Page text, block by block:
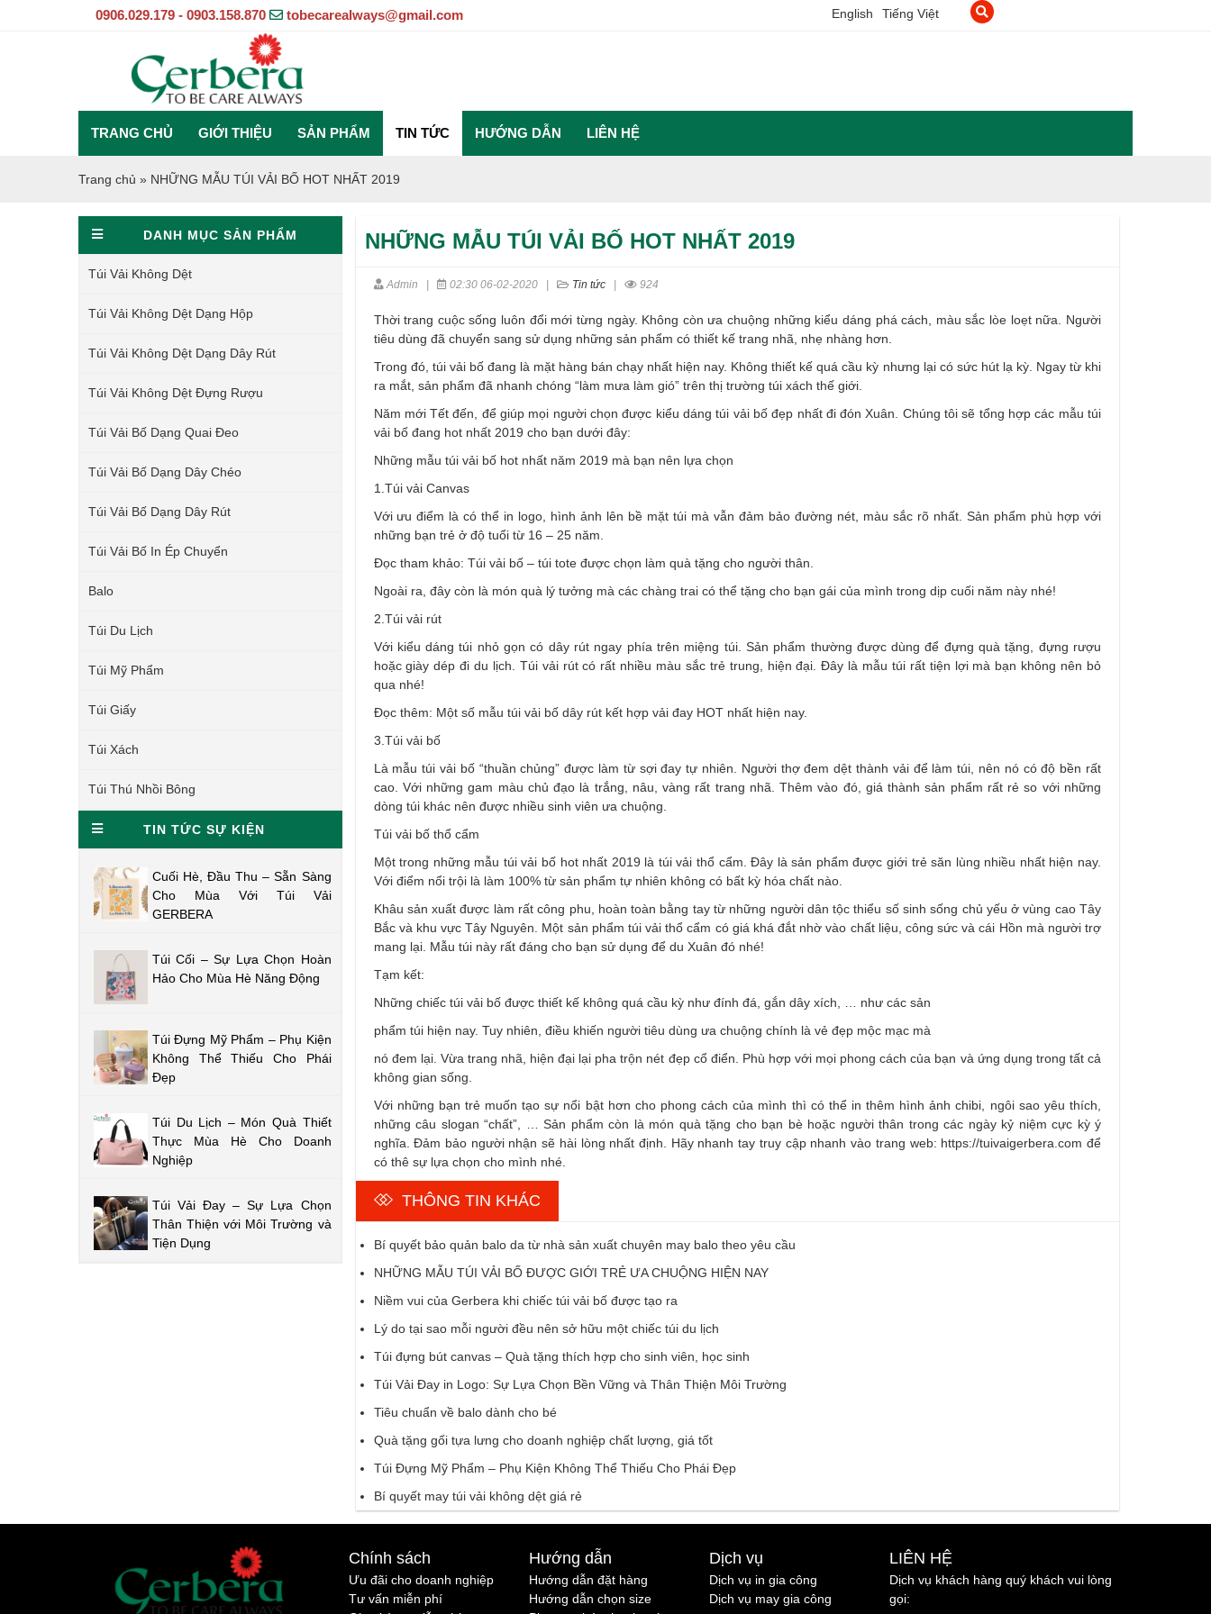
0906.029.179 - 0903.158.870 tobecarealways@gmail.com English Tiếng Việt
TRANG CHỦ GIỚI THIỆU SẢN PHẨM TIN TỨC HƯỚNG DẪN LIÊN HỆ
Trang chủ » NHỮNG MẪU TÚI VẢI BỐ HOT NHẤT 2019
NHỮNG MẪU TÚI VẢI BỐ HOT NHẤT 2019
Admin 02:30 06-02-2020| Tin tức| 924
Thời trang cuộc sống luôn đổi mới từng ngày. Không còn ưa chuộng những kiểu dáng phá cách, màu sắc lòe loẹt nữa. Người
tiêu dùng đã chuyển sang sử dụng những sản phẩm có thiết kế trang nhã, nhẹ nhàng hơn.
Trong đó, túi vải bố đang là mặt hàng bán chạy nhất hiện nay. Không thiết kế quá cầu kỳ nhưng lại có sức hút lạ kỳ. Ngay từ khi
ra mắt, sản phẩm đã nhanh chóng “làm mưa làm gió” trên thị trường túi xách thế giới.
Năm mới Tết đến, để giúp mọi người chọn được kiểu dáng túi vải bố đẹp nhất đi đón Xuân. Chúng tôi sẽ tổng hợp các mẫu túi
vải bố đang hot nhất 2019 cho bạn dưới đây:
Những mẫu túi vải bố hot nhất năm 2019 mà bạn nên lựa chọn
1.Túi vải Canvas
Với ưu điểm là có thể in logo, hình ảnh lên bề mặt túi mà vẫn đảm bảo đường nét, màu sắc rõ nhất. Sản phẩm phù hợp với
những bạn trẻ ở độ tuổi từ 16 – 25 năm.
Đọc tham khảo: Túi vải bố – túi tote được chọn làm quà tặng cho người thân.
Ngoài ra, đây còn là món quà lý tưởng mà các chàng trai có thể tặng cho bạn gái của mình trong dịp cuối năm này nhé!
2.Túi vải rút
Với kiểu dáng túi nhỏ gọn có dây rút ngay phía trên miệng túi. Sản phẩm thường được dùng để đựng quà tặng, đựng rượu
hoặc giày dép đi du lịch. Túi vải rút có rất nhiều màu sắc trẻ trung, hiện đại. Đây là mẫu túi rất tiện lợi mà bạn không nên bỏ
qua nhé!
Đọc thêm: Một số mẫu túi vải bố dây rút kết hợp vải đay HOT nhất hiện nay.
3.Túi vải bố
Là mẫu túi vải bố “thuần chủng” được làm từ sợi đay tự nhiên. Người thợ đem dệt thành vải để làm túi, nên nó có độ bền rất
cao. Với những gam màu chủ đạo là trắng, nâu, vàng rất trang nhã. Thêm vào đó, giá thành sản phẩm rất rẻ so với những
dòng túi khác nên được nhiều sinh viên ưa chuộng.
Túi vải bố thổ cẩm
Một trong những mẫu túi vải bố hot nhất 2019 là túi vải thổ cẩm. Đây là sản phẩm được giới trẻ săn lùng nhiều nhất hiện nay.
Với điểm nổi trội là làm 100% từ sản phẩm tự nhiên không có bất kỳ hóa chất nào.
Khâu sản xuất được làm rất công phu, hoàn toàn bằng tay từ những người dân tộc thiểu số sinh sống chủ yếu ở vùng cao Tây
Bắc và khu vực Tây Nguyên. Một sản phẩm túi vải thổ cẩm có giá khá đắt nhờ vào chất liệu, công sức và cái Hồn mà người trợ
mang lại. Mẫu túi này rất đáng cho bạn sử dụng để du Xuân đó nhé!
Tạm kết:
Những chiếc túi vải bố được thiết kế không quá cầu kỳ như đính đá, gắn dây xích, … như các sản
phẩm túi hiện nay. Tuy nhiên, điều khiến người tiêu dùng ưa chuộng chính là vẻ đẹp mộc mạc mà
nó đem lại. Vừa trang nhã, hiện đại lại pha trộn nét đẹp cổ điển. Phù hợp với mọi phong cách của bạn và ứng dụng trong tất cả
không gian sống.
Với những bạn trẻ muốn tạo sự nổi bật hơn cho phong cách của mình thì có thể in thêm hình ảnh chibi, ngôi sao yêu thích,
những câu slogan “chất”, … Sản phẩm còn là món quà tặng cho bạn bè hoặc người thân trong các ngày kỷ niệm cực kỳ ý
nghĩa. Đảm bảo người nhận sẽ hài lòng nhất định. Hãy nhanh tay truy cập nhanh vào trang web: https://tuivaigerbera.com để
có thê sự lựa chọn cho mình nhé.
THÔNG TIN KHÁC
Bí quyết bảo quản balo da từ nhà sản xuất chuyên may balo theo yêu cầu
NHỮNG MẪU TÚI VẢI BỐ ĐƯỢC GIỚI TRẺ ƯA CHUỘNG HIỆN NAY
Niềm vui của Gerbera khi chiếc túi vải bố được tạo ra
Lý do tại sao mỗi người đều nên sở hữu một chiếc túi du lịch
Túi đựng bút canvas – Quà tặng thích hợp cho sinh viên, học sinh
Túi Vải Đay in Logo: Sự Lựa Chọn Bền Vững và Thân Thiện Môi Trường
Tiêu chuẩn về balo dành cho bé
Quà tặng gối tựa lưng cho doanh nghiệp chất lượng, giá tốt
Túi Đựng Mỹ Phẩm – Phụ Kiện Không Thể Thiếu Cho Phái Đẹp
Bí quyết may túi vải không dệt giá rẻ
DANH MỤC SẢN PHẨM
Túi Vải Không Dệt
Túi Vải Không Dệt Dạng Hộp
Túi Vải Không Dệt Dạng Dây Rút
Túi Vải Không Dệt Đựng Rượu
Túi Vải Bố Dạng Quai Đeo
Túi Vải Bố Dạng Dây Chéo
Túi Vải Bố Dạng Dây Rút
Túi Vải Bố In Ép Chuyển
Balo
Túi Du Lịch
Túi Mỹ Phẩm
Túi Giấy
Túi Xách
Túi Thú Nhồi Bông
TIN TỨC SỰ KIỆN
Cuối Hè, Đầu Thu – Sẵn Sàng
Cho Mùa Với Túi Vải
GERBERA
Túi Cối – Sự Lựa Chọn Hoàn
Hảo Cho Mùa Hè Năng Động
Túi Đựng Mỹ Phẩm – Phụ Kiện
Không Thể Thiếu Cho Phái
Đẹp
Túi Du Lịch – Món Quà Thiết
Thực Mùa Hè Cho Doanh
Nghiệp
Túi Vải Đay – Sự Lựa Chọn
Thân Thiện với Môi Trường và
Tiện Dụng
Chính sách
Ưu đãi cho doanh nghiệp
Tư vấn miễn phí
Hướng dẫn
Hướng dẫn đặt hàng
Hướng dẫn chọn size
Dịch vụ
Dịch vụ in gia công
Dịch vụ may gia công
LIÊN HỆ
Dịch vụ khách hàng quý khách vui lòng
gọi: